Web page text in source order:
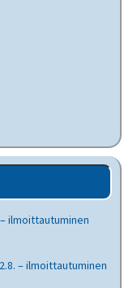
ilmoittautuminen
– ilmoittautuminen